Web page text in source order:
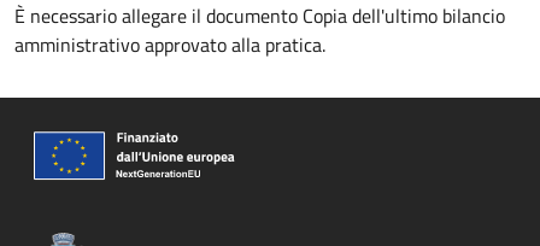
È necessario allegare il documento Copia dell'ultimo bilancio
amministrativo approvato alla pratica.